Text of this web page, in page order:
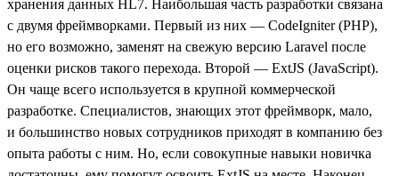
хранения данных HL7. Наибольшая часть разработки связана
с двумя фреймворками. Первый из них — CodeIgniter (PHP),
но его возможно, заменят на свежую версию Laravel после
оценки рисков такого перехода. Второй — ExtJS (JavaScript).
Он чаще всего используется в крупной коммерческой
разработке. Специалистов, знающих этот фреймворк, мало,
и большинство новых сотрудников приходят в компанию без
опыта работы с ним. Но, если совокупные навыки новичка